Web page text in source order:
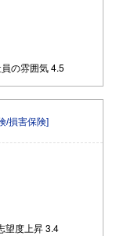
/損害保険]